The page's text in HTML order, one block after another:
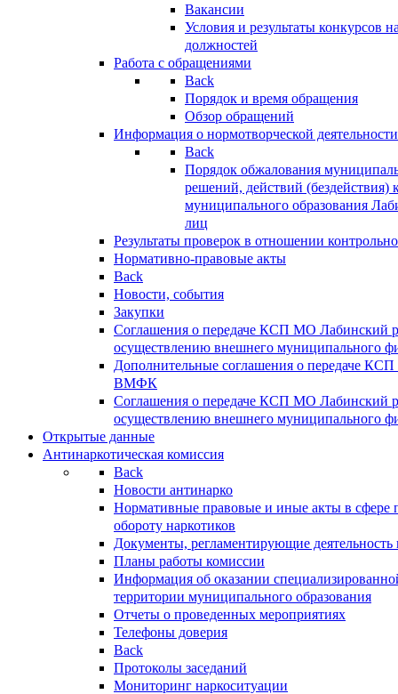
Вакансии
Условия и результаты конкурсов
должностей
Работа с обращениями
Back
Порядок и время обращения
Обзор обращений
Информация о нормотворческой деятельности
Back
Порядок обжалования
решений, действий (бездействия)
муниципального образования
лиц
Результаты проверок в отношении
Нормативно-правовые акты
Back
Новости, события
Закупки
Соглашения о передаче КСП МО Лабинский
осуществлению внешнего муниципального
Дополнительные соглашения о передаче
ВМФК
Соглашения о передаче КСП МО Лабинский
осуществлению внешнего муниципального
Открытые данные
Антинаркотическая комиссия
Back
Новости антинарко
Нормативные правовые и иные акты в сфере
обороту наркотиков
Документы, регламентирующие деятельность
Планы работы комиссии
Информация об оказании
территории муниципального образования
Отчеты о проведенных мероприятиях
Телефоны доверия
Back
Протоколы заседаний
Мониторинг наркоситуации